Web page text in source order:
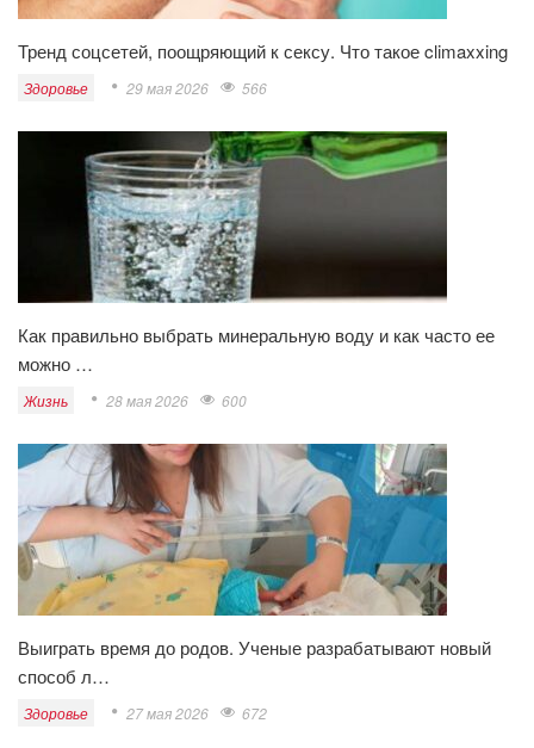
Тренд соцсетей, поощряющий к сексу. Что такое climaxxing
Здоровье 29 мая 2026 566
Как правильно выбрать минеральную воду и как часто ее
можно …
Жизнь 28 мая 2026 600
Выиграть время до родов. Ученые разрабатывают новый
способ л…
Здоровье 27 мая 2026 672